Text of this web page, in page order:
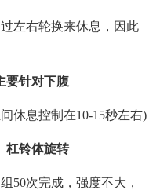
左右轮换来休息，因此
要针对下腹
休息控制在10-15秒左右)
杠铃体旋转
50次完成，强度不大，